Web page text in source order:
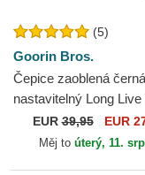
(5)
Goorin Bros.
Čepice zaoblená černá
nastavitelný Long Live
Queen The Farm Lady
The Farm Goorin
EUR39,95 EUR
Měj to úterý, 11.